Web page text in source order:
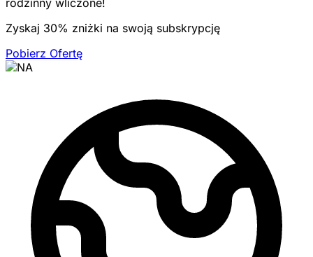
rodzinny wliczone!
Zyskaj 30% zniżki na swoją subskrypcję
Pobierz Ofertę